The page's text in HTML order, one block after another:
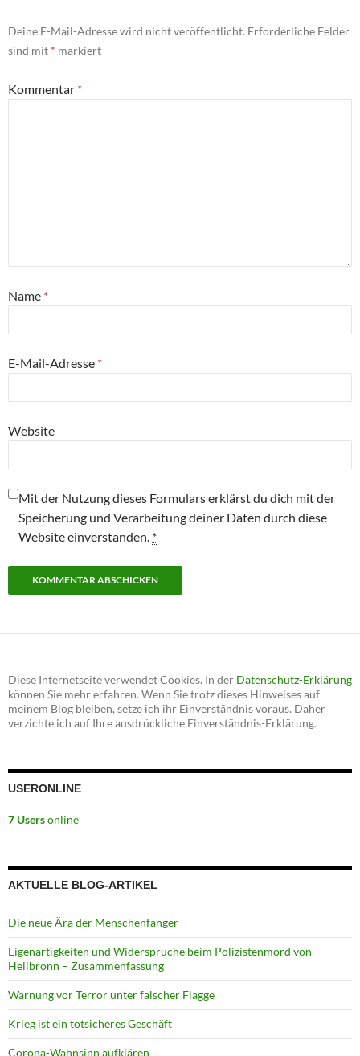
Deine E-Mail-Adresse wird nicht veröffentlicht. Erforderliche Felder
sind mit * markiert
Kommentar *
Name *
E-Mail-Adresse *
Website
Mit der Nutzung dieses Formulars erklärst du dich mit der
Speicherung und Verarbeitung deiner Daten durch diese
Website einverstanden. *
Diese Internetseite verwendet Cookies. In der Datenschutz-Erklärung
können Sie mehr erfahren. Wenn Sie trotz dieses Hinweises auf
meinem Blog bleiben, setze ich ihr Einverständnis voraus. Daher
verzichte ich auf Ihre ausdrückliche Einverständnis-Erklärung.
USERONLINE
7 Usersonline
AKTUELLE BLOG-ARTIKEL
Die neue Ära der Menschenfänger
Eigenartigkeiten und Widersprüche beim Polizistenmord von
Heilbronn – Zusammenfassung
Warnung vor Terror unter falscher Flagge
Krieg ist ein totsicheres Geschäft
Corona-Wahnsinn aufklären